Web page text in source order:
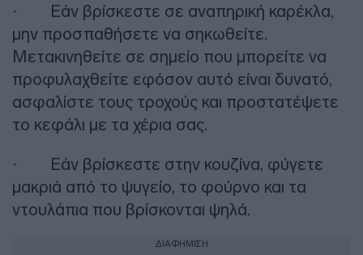
· Εάν βρίσκεστε σε αναπηρική καρέκλα,
μην προσπαθήσετε να σηκωθείτε.
Μετακινηθείτε σε σημείο που μπορείτε να
προφυλαχθείτε εφόσον αυτό είναι δυνατό,
ασφαλίστε τους τροχούς και προστατέψετε
το κεφάλι με τα χέρια σας.
· Εάν βρίσκεστε στην κουζίνα, φύγετε
μακριά από το ψυγείο, το φούρνο και τα
ντουλάπια που βρίσκονται ψηλά.
ΔΙΑΦΗΜΙΣΗ